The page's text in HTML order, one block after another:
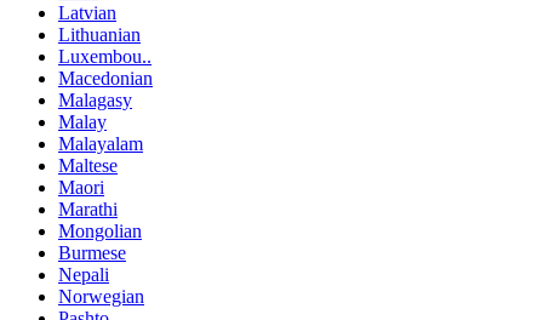
Latvian
Lithuanian
Luxembou..
Macedonian
Malagasy
Malay
Malayalam
Maltese
Maori
Marathi
Mongolian
Burmese
Nepali
Norwegian